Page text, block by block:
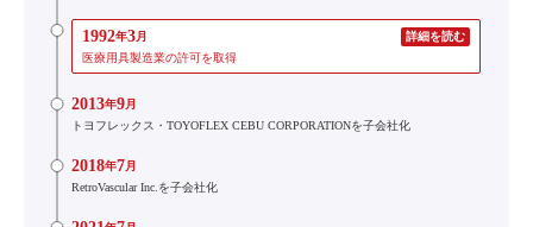
1992年3月
詳細を読む
医療用具製造業の許可を取得
2013年9月
トヨフレックス・TOYOFLEX CEBU CORPORATIONを子会社化
2018年7月
RetroVascular Inc.を子会社化